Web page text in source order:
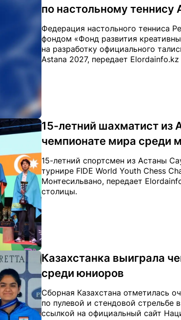
по настольному теннису
Федерация настольного тенниса
фондом «Фонд развития
на разработку официального
Astana 2027, передает
15-летний шахматист из
чемпионате мира среди
15-летний спортсмен из Астаны
турнире FIDE World Youth Chess
Монтесильвано, передает
столицы.
Казахстанка выиграла
среди юниоров
Сборная Казахстана отметилась
по пулевой и стендовой стрельбе
ссылкой на официальный сайт